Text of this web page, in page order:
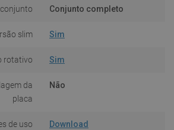
Conjunto completo
slim Sim
rotativo Sim
da
placa
Não
de uso Download